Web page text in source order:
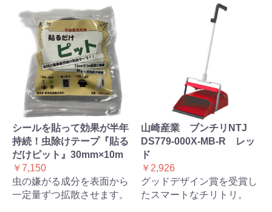
シールを貼って効果が半年
持続！虫除けテープ『貼る
だけピット』30mm×10m
￥7,150
虫の嫌がる成分を表面から
一定量ずつ拡散させます。
山崎産業 ブンチリNTJ
DS779-000X-MB-R レッ
ド
￥2,926
グッドデザイン賞を受賞し
たスマートなチリトリ。